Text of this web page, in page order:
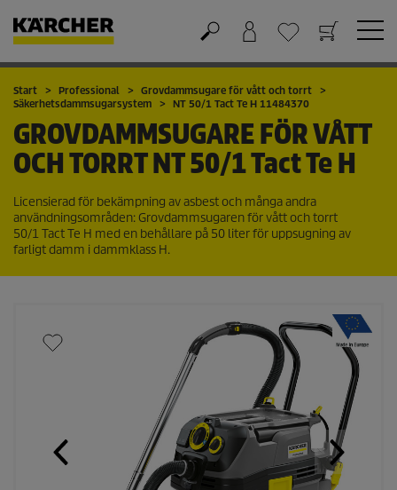
Varukorg
Önskelista
Start Professional
Grovdammsugare för vått och torrt
Säkerhetsdammsugarsystem
NT 50/1 Tact Te H 11484370
GROVDAMMSUGARE FÖR VÅTT
OCH TORRTNT 50/1 Tact Te H
Licensierad för bekämpning av asbest och många andra
användningsområden: Grovdammsugaren för vått och torrt
50/1 Tact Te H med en behållare på 50 liter för uppsugning av
farligt damm i dammklass H.